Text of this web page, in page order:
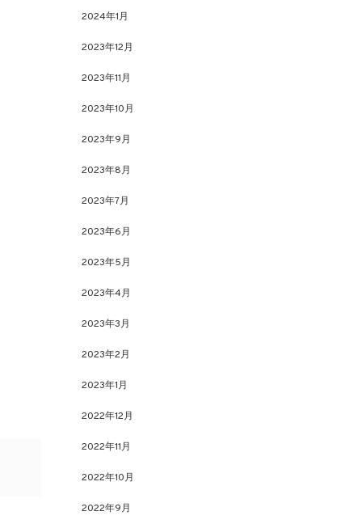
2024年1月
2023年12月
2023年11月
2023年10月
2023年9月
2023年8月
2023年7月
2023年6月
2023年5月
2023年4月
2023年3月
2023年2月
2023年1月
2022年12月
2022年11月
2022年10月
2022年9月